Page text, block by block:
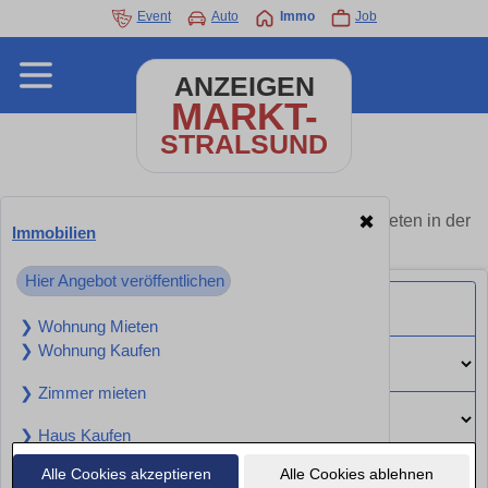
Alle Cookies akzeptieren Alle Cookies ablehnen
Event Auto Immo Job
ANZEIGEN
MARKT-
STRALSUND
✖
Immobilien
Hier Angebot veröffentlichen
❯ Wohnung Mieten
❯ Wohnung Kaufen
❯ Zimmer mieten
❯ Haus Kaufen
❯ Haus Mieten
Immobilien Stralsund - Angebote kaufen oder mieten in der